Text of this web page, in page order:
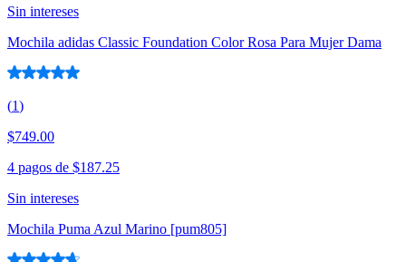
Sin intereses
Mochila adidas Classic Foundation Color Rosa Para Mujer Dama
(1)
$749.00
4 pagos de $187.25
Sin intereses
Mochila Puma Azul Marino [pum805]